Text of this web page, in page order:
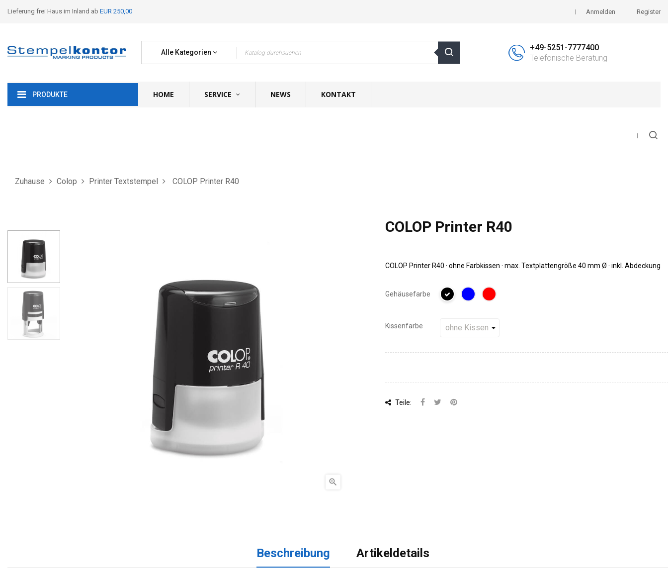
Lieferung frei Haus im Inland ab EUR 250,00 Anmelden Register
Alle Kategorien
+49-5251-7777400
Telefonische Beratung
PRODUKTE HOME SERVICE NEWS KONTAKT
Zuhause Colop Printer Textstempel COLOP Printer R40

COLOP Printer R40
COLOP Printer R40 · ohne Farbkissen · max. Textplattengröße 40 mm Ø · inkl. Abdeckung
Gehäusefarbe
Kissenfarbe
Teile:
Beschreibung Artikeldetails